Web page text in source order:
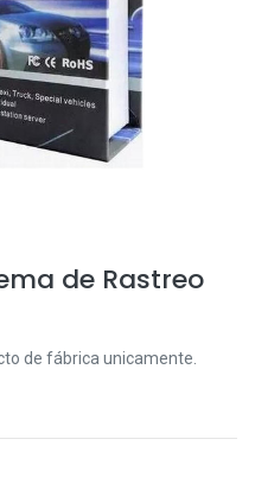
de Rastreo
de fábrica unicamente.